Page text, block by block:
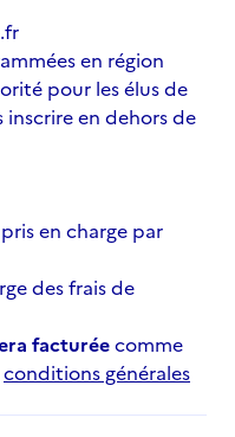
en région
pour les élus de
inscrire en dehors de
en charge par
des frais de
facturéecomme
conditions générales